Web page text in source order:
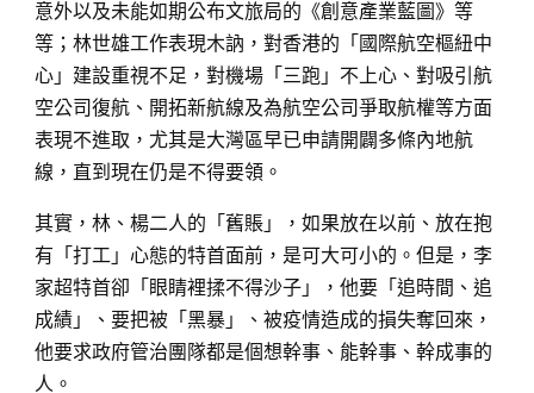
意外以及未能如期公布文旅局的《創意產業藍圖》等
等；林世雄工作表現木訥，對香港的「國際航空樞紐中
心」建設重視不足，對機場「三跑」不上心、對吸引航
空公司復航、開拓新航線及為航空公司爭取航權等方面
表現不進取，尤其是大灣區早已申請開闢多條內地航
線，直到現在仍是不得要領。
其實，林、楊二人的「舊賬」，如果放在以前、放在抱
有「打工」心態的特首面前，是可大可小的。但是，李
家超特首卻「眼睛裡揉不得沙子」，他要「追時間、追
成績」、要把被「黑暴」、被疫情造成的損失奪回來，
他要求政府管治團隊都是個想幹事、能幹事、幹成事的
人。